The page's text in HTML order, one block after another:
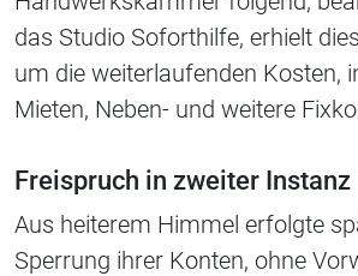
das Studio Soforthilfe, erhielt
um die weiterlaufenden Kosten,
Mieten, Neben- und weitere
Freispruch in zweiter Instanz
Aus heiterem Himmel erfolgte
Sperrung ihrer Konten, ohne